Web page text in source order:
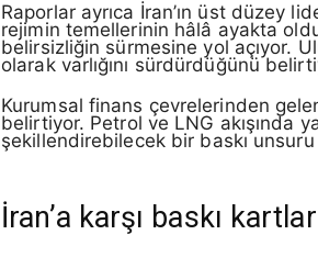
Raporlar ayrıca İran’ın üst düzey
rejimin temellerinin hâlâ ayakta
belirsizliğin sürmesine yol açıyor.
olarak varlığını sürdürdüğünü
Kurumsal finans çevrelerinden
belirtiyor. Petrol ve LNG akışında
şekillendirebilecek bir baskı unsuru
İran’a karşı baskı